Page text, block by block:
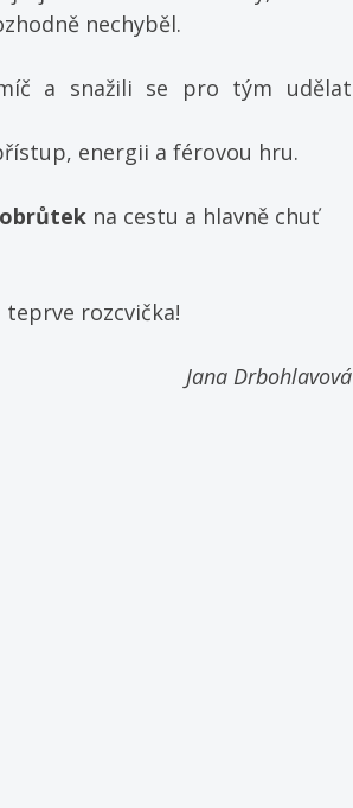
nechyběl.
a snažili se pro tým udělat
energii a férovou hru.
na cestu a hlavně chuť
rozcvička!
Jana Drbohlavová